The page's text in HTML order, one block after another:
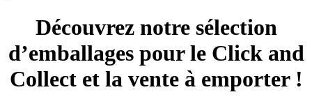
Découvrez notre sélection
d’emballages pour le Click and
Collect et la vente à emporter !